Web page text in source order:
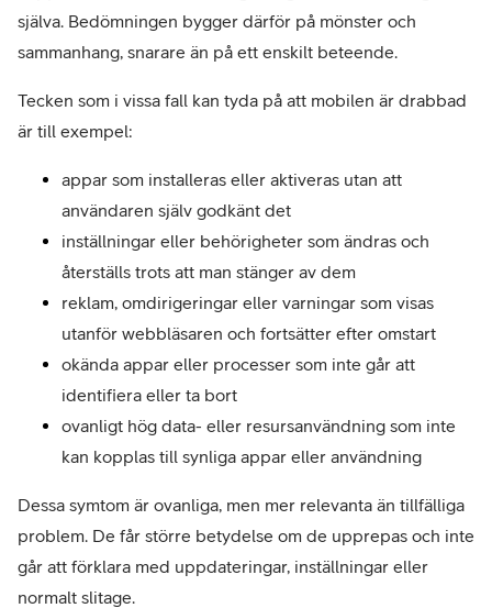
själva. Bedömningen bygger därför på mönster och
sammanhang, snarare än på ett enskilt beteende.
Tecken som i vissa fall kan tyda på att mobilen är drabbad
är till exempel:
appar som installeras eller aktiveras utan att
användaren själv godkänt det
inställningar eller behörigheter som ändras och
återställs trots att man stänger av dem
reklam, omdirigeringar eller varningar som visas
utanför webbläsaren och fortsätter efter omstart
okända appar eller processer som inte går att
identifiera eller ta bort
ovanligt hög data- eller resursanvändning som inte
kan kopplas till synliga appar eller användning
Dessa symtom är ovanliga, men mer relevanta än tillfälliga
problem. De får större betydelse om de upprepas och inte
går att förklara med uppdateringar, inställningar eller
normalt slitage.